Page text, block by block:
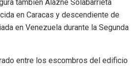
también Alazne Solabarrieta
en Caracas y descendiente de
en Venezuela durante la Segunda
entre los escombros del edificio